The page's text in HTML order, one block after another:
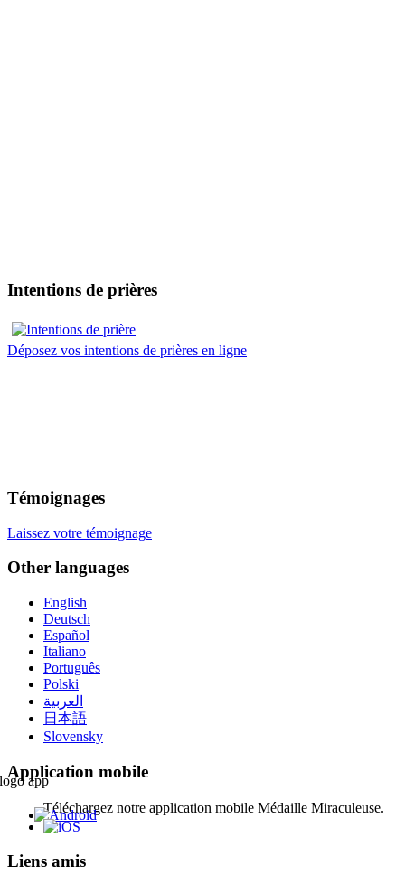
Intentions de prières
Déposez vos intentions de prières en ligne
Témoignages
Laissez votre témoignage
Other languages
English
Deutsch
Español
Italiano
Português
Polski
العربية
日本語
Slovensky
Application mobile
Téléchargez notre application mobile Médaille Miraculeuse.
Liens amis